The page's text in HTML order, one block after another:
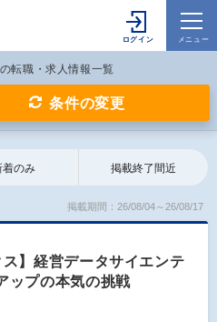
の転職・求人情報一覧
条件の変更
着のみ 掲載終了間近
掲載期間：26/08/04～26/08/17
ス】経営データサイエンテ
ップの本気の挑戦